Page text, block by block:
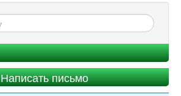
Написать письмо